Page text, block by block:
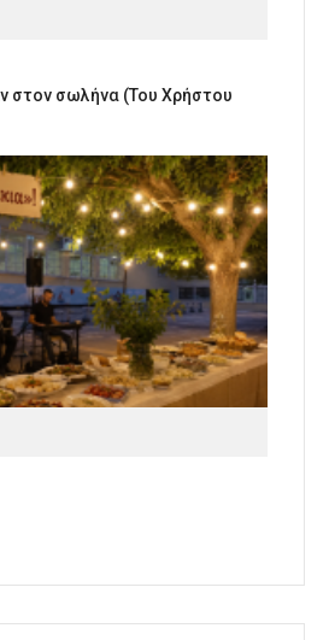
στον σωλήνα (Του Χρήστου